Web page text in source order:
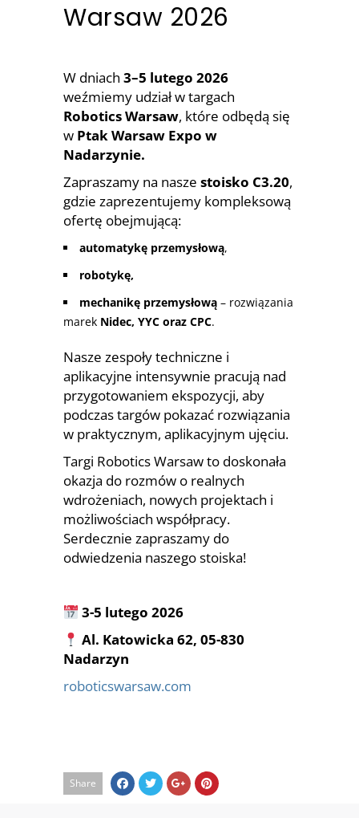
Warsaw 2026
W dniach 3–5 lutego 2026
weźmiemy udział w targach
Robotics Warsaw, które odbędą się
w Ptak Warsaw Expo w
Nadarzynie.
Zapraszamy na nasze stoisko C3.20,
gdzie zaprezentujemy kompleksową
ofertę obejmującą:
automatykę przemysłową,
robotykę,
mechanikę przemysłową – rozwiązania
marek Nidec, YYC oraz CPC.
Nasze zespoły techniczne i
aplikacyjne intensywnie pracują nad
przygotowaniem ekspozycji, aby
podczas targów pokazać rozwiązania
w praktycznym, aplikacyjnym ujęciu.
Targi Robotics Warsaw to doskonała
okazja do rozmów o realnych
wdrożeniach, nowych projektach i
możliwościach współpracy.
Serdecznie zapraszamy do
odwiedzenia naszego stoiska!
3-5 lutego 2026
Al. Katowicka 62, 05-830
Nadarzyn
roboticswarsaw.com
Share